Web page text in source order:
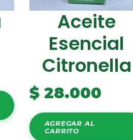
Aceite
Esencial
Citronella
$28.000
AGREGAR AL
CARRITO